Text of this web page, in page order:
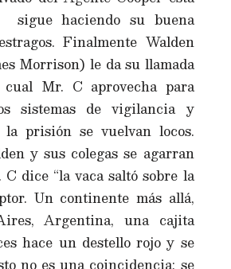
sigue haciendo su buena
Finalmente Walden
Morrison) le da su llamada
Mr. C aprovecha para
sistemas de vigilancia y
la prisión se vuelvan locos.
y sus colegas se agarran
dice “la vaca saltó sobre la
Un continente más allá,
Argentina, una cajita
hace un destello rojo y se
no es una coincidencia: se